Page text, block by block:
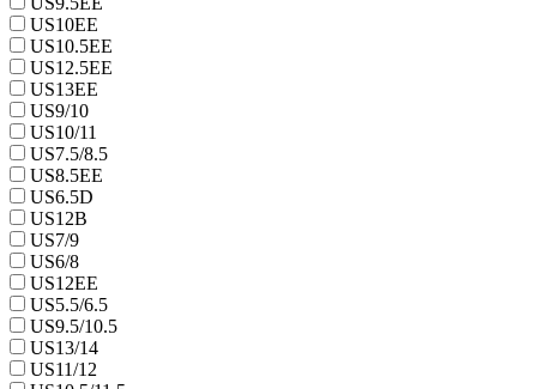
US10EE
US10.5EE
US12.5EE
US13EE
US9/10
US10/11
US7.5/8.5
US8.5EE
US6.5D
US12B
US7/9
US6/8
US12EE
US5.5/6.5
US9.5/10.5
US13/14
US11/12